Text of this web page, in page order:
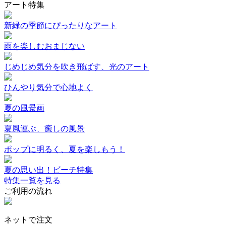
アート特集
新緑の季節にぴったりなアート
雨を楽しむおまじない
じめじめ気分を吹き飛ばす、光のアート
ひんやり気分で心地よく
夏の風景画
夏風運ぶ、癒しの風景
ポップに明るく、夏を楽しもう！
夏の思い出！ビーチ特集
特集一覧を見る
ご利用の流れ
ネットで注文